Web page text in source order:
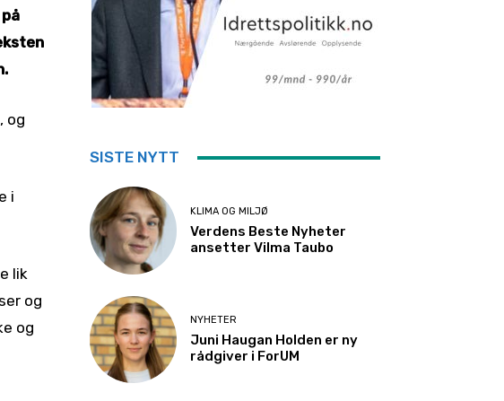
og
i
lik
og
og
SISTE NYTT
KLIMA OG MILJØ
Verdens Beste Nyheter
ansetter Vilma Taubo
NYHETER
Juni Haugan Holden er ny
rådgiver i ForUM